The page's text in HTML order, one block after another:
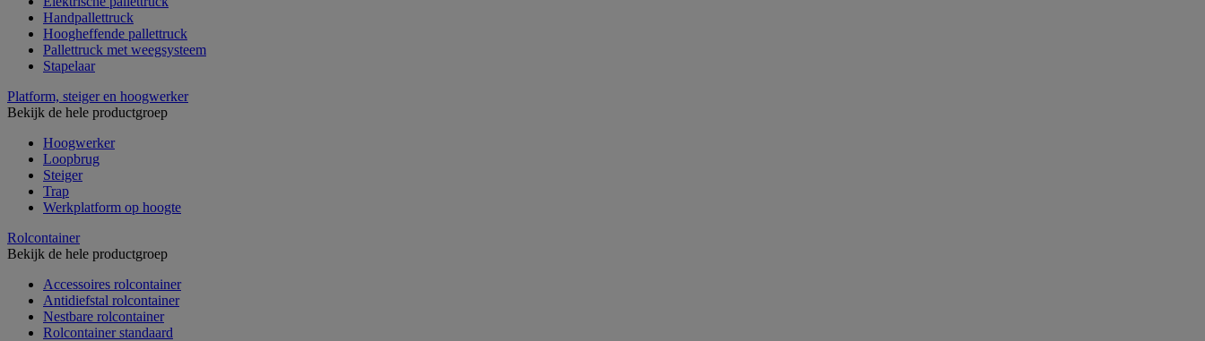
Handpallettruck
Hoogheffende pallettruck
Pallettruck met weegsysteem
Stapelaar
Platform, steiger en hoogwerker
Bekijk de hele productgroep
Hoogwerker
Loopbrug
Steiger
Trap
Werkplatform op hoogte
Rolcontainer
Bekijk de hele productgroep
Accessoires rolcontainer
Antidiefstal rolcontainer
Nestbare rolcontainer
Rolcontainer standaard